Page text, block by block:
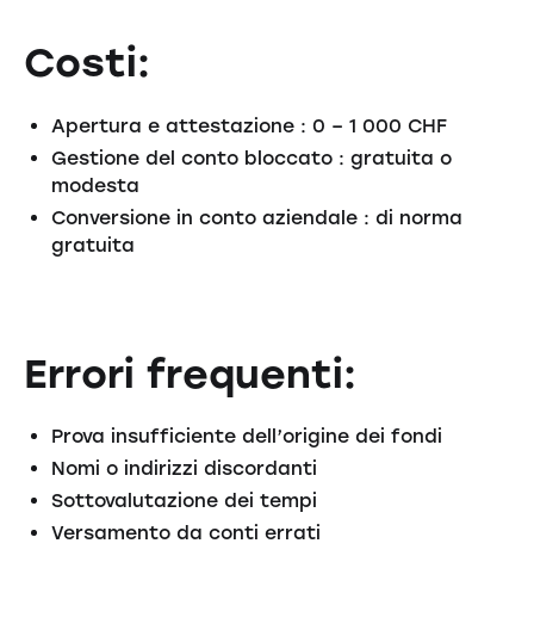
Costi:
Apertura e attestazione : 0 – 1 000 CHF
Gestione del conto bloccato : gratuita o
modesta
Conversione in conto aziendale : di norma
gratuita
Errori frequenti:
Prova insufficiente dell’origine dei fondi
Nomi o indirizzi discordanti
Sottovalutazione dei tempi
Versamento da conti errati